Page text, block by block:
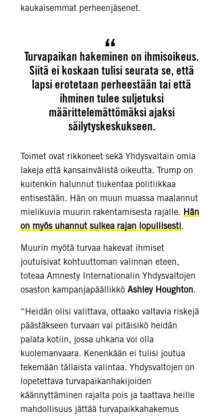
kaukaisemmat perheenjäsenet.
Turvapaikan hakeminen on ihmisoikeus.
Siitä ei koskaan tulisi seurata se, että
lapsi erotetaan perheestään tai että
ihminen tulee suljetuksi
määrittelemättömäksi ajaksi
säilytyskeskukseen.
Toimet ovat rikkoneet sekä Yhdysvaltain omia
lakeja että kansainvälistä oikeutta. Trump on
kuitenkin halunnut tiukentaa politiikkaa
entisestään. Hän on muun muassa maalannut
mielikuvia muurin rakentamisesta rajalle. Hän
on myös uhannut sulkea rajan lopullisesti.
Muurin myötä turvaa hakevat ihmiset
joutuisivat kohtuuttoman valinnan eteen,
toteaa Amnesty Internationalin Yhdysvaltojen
osaston kampanjapäällikkö Ashley Houghton.
“Heidän olisi valittava, ottaako valtavia riskejä
päästäkseen turvaan vai pitäisikö heidän
palata kotiin, jossa uhkana voi olla
kuolemanvaara. Kenenkään ei tulisi joutua
tekemään tällaista valintaa. Yhdysvaltojen on
lopetettava turvapaikanhakijoiden
käännyttäminen rajalta pois ja taattava heille
mahdollisuus jättää turvapaikkahakemus